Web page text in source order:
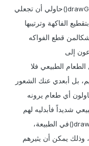
حاولي أن تجعلي
الفاكهة وترتيبها
قطع الفواكه
إلى
الطبيعي فلا
بل أبعدي عنك الشعور
أي طعام يرونه
شديداً فأبدليه لهم
في الطبيعة،
وذلك يمكن أن يثيرهم